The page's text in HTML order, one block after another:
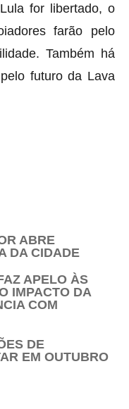
for libertado, o
farão pelo
Também há
futuro da Lava
ABRE
DA CIDADE
APELO ÀS
IMPACTO DA
COM
DE
EM OUTUBRO